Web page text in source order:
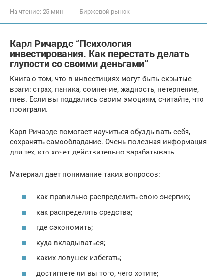
На чтение: 25 мин Биржевой рынок
Карл Ричардс “Психология
инвестирования. Как перестать делать
глупости со своими деньгами”
Книга о том, что в инвестициях могут быть скрытые
враги: страх, паника, сомнение, жадность, нетерпение,
гнев. Если вы поддались своим эмоциям, считайте, что
проиграли.
Карл Ричардс помогает научиться обуздывать себя,
сохранять самообладание. Очень полезная информация
для тех, кто хочет действительно зарабатывать.
Материал дает понимание таких вопросов:
как правильно распределить свою энергию;
как распределять средства;
где сэкономить;
куда вкладываться;
каких ловушек избегать;
достигнете ли вы того, чего хотите;